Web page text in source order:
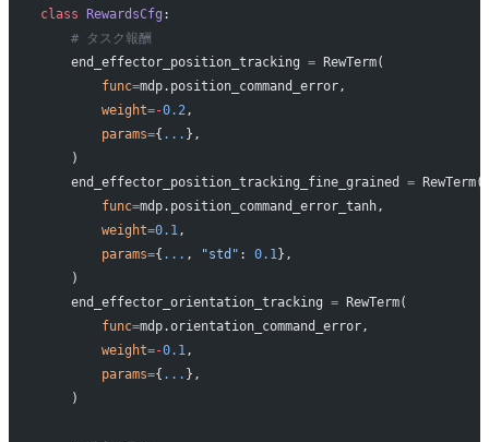
class RewardsCfg :
    # タスク報酬
    end_effector_position_tracking
= RewTerm(
        func
=mdp.position_command_error,
        weight
=-0.2,
        params
={ ... },
    )
    end_effector_position_tracking_fine_grained
= RewTerm(
        func
=mdp.position_command_error_tanh,
        weight
=0.1,
        params
={ ... , "std" : 0.1},
    )
    end_effector_orientation_tracking
= RewTerm(
        func
=mdp.orientation_command_error,
        weight
=-0.1,
        params
={ ... },
    )